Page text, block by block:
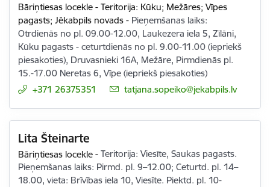
Bāriņtiesas locekle - Teritorija: Kūku; Mežāres; Vīpes
pagasts; Jēkabpils novads - Pieņemšanas laiks:
Otrdienās no pl. 09.00-12.00, Laukezera iela 5, Zīlāni,
Kūku pagasts - ceturtdienās no pl. 9.00-11.00 (iepriekš
piesakoties), Druvasnieki 16A, Mežāre, Pirmdienās pl.
15.-17.00 Neretas 6, Vīpe (iepriekš piesakoties)
+371 26375351
E-pasts:
tatjana.sopeiko@jekabpils.lv
Lita Šteinarte
Bāriņtiesas locekle -Teritorija: Viesīte, Saukas pagasts.
Pieņemšanas laiks: Pirmd. pl. 9–12.00; Ceturtd. pl. 14–
18.00, vieta: Brīvības iela 10, Viesīte. Piektd. pl. 10-